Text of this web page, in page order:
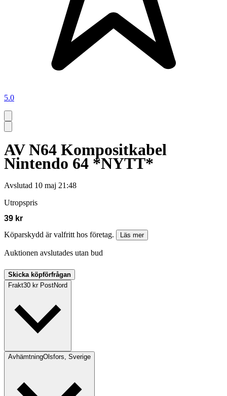
5.0
AV N64 Kompositkabel
Nintendo 64 *NYTT*
Avslutad 10 maj 21:48
Utropspris
39 kr
Köparskydd är valfritt hos företag.
Läs mer
Auktionen avslutades utan bud
Skicka köpförfrågan
Frakt30 kr PostNord
AvhämtningOlsfors, Sverige